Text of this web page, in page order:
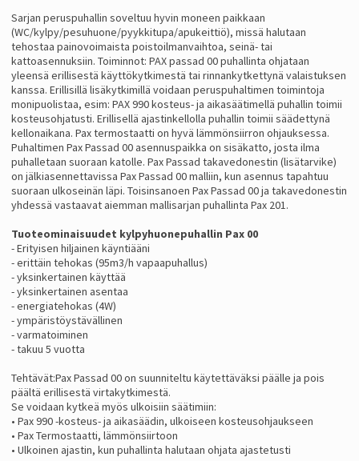
Sarjan peruspuhallin soveltuu hyvin moneen paikkaan
(WC/kylpy/pesuhuone/pyykkitupa/apukeittiö), missä halutaan
tehostaa painovoimaista poistoilmanvaihtoa, seinä- tai
kattoasennuksiin. Toiminnot: PAX passad 00 puhallinta ohjataan
yleensä erillisestä käyttökytkimestä tai rinnankytkettynä valaistuksen
kanssa. Erillisillä lisäkytkimillä voidaan peruspuhaltimen toimintoja
monipuolistaa, esim: PAX 990 kosteus- ja aikasäätimellä puhallin toimii
kosteusohjatusti. Erillisellä ajastinkellolla puhallin toimii säädettynä
kellonaikana. Pax termostaatti on hyvä lämmönsiirron ohjauksessa.
Puhaltimen Pax Passad 00 asennuspaikka on sisäkatto, josta ilma
puhalletaan suoraan katolle. Pax Passad takavedonestin (lisätarvike)
on jälkiasennettavissa Pax Passad 00 malliin, kun asennus tapahtuu
suoraan ulkoseinän läpi. Toisinsanoen Pax Passad 00 ja takavedonestin
yhdessä vastaavat aiemman mallisarjan puhallinta Pax 201.
Tuoteominaisuudet kylpyhuonepuhallin Pax 00
- Erityisen hiljainen käyntiääni
- erittäin tehokas (95m3/h vapaapuhallus)
- yksinkertainen käyttää
- yksinkertainen asentaa
- energiatehokas (4W)
- ympäristöystävällinen
- varmatoiminen
- takuu 5 vuotta
Tehtävät:Pax Passad 00 on suunniteltu käytettäväksi päälle ja pois
päältä erillisestä virtakytkimestä.
Se voidaan kytkeä myös ulkoisiin säätimiin:
• Pax 990 -kosteus- ja aikasäädin, ulkoiseen kosteusohjaukseen
• Pax Termostaatti, lämmönsiirtoon
• Ulkoinen ajastin, kun puhallinta halutaan ohjata ajastetusti